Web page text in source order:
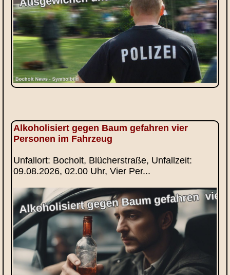
Alkoholisiert gegen Baum gefahren vier
Personen im Fahrzeug
Unfallort: Bocholt, Blücherstraße, Unfallzeit:
09.08.2026, 02.00 Uhr, Vier Per...